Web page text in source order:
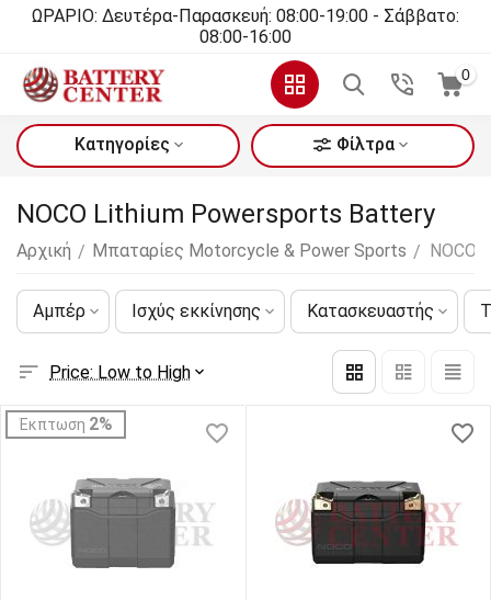
ΩΡΑΡΙΟ: Δευτέρα-Παρασκευή: 08:00-19:00 - Σάββατο:
08:00-16:00
0
Κατηγορίες Φίλτρα
NOCO Lithium Powersports Battery
Αρχική / Μπαταρίες Motorcycle & Power Sports / NOCO
Αμπέρ Ισχύς εκκίνησης Κατασκευαστής
Price: Low to High
Έκπτωση 2%